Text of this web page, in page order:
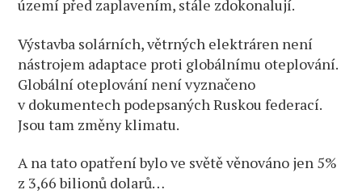
území před zaplavením, stále zdokonalují.
Výstavba solárních, větrných elektráren není
nástrojem adaptace proti globálnímu oteplování.
Globální oteplování není vyznačeno
v dokumentech podepsaných Ruskou federací.
Jsou tam změny klimatu.
A na tato opatření bylo ve světě věnováno jen 5%
z 3,66 bilionů dolarů…